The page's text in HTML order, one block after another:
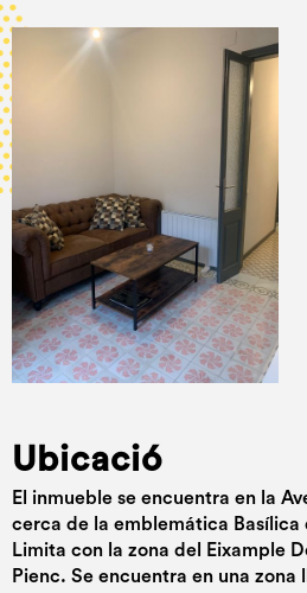
Ubicació
El inmueble se encuentra en la
cerca de la emblemática Basílica
Limita con la zona del Eixample
Pienc. Se encuentra en una zona